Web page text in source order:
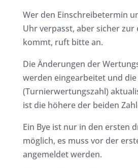
Wer den Einschreibetermin
Uhr verpasst, aber sicher zur
kommt, ruft bitte an.
Die Änderungen der
werden eingearbeitet und die
(Turnierwertungszahl)
ist die höhere der beiden
Ein Bye ist nur in den ersten
möglich, es muss vor der
angemeldet werden.